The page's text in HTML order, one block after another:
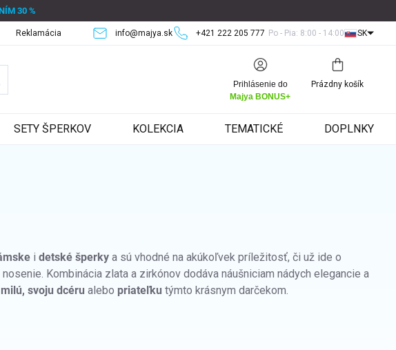
30 %
+421 222 205 777 Po - Pia: 8:00 - 14:00
info@majya.sk
Reklamácia SK
Prihlásenie do
Majya BONUS+
Nákupný
košík
Prázdny košík
SETY ŠPERKOV KOLEKCIA TEMATICKÉ DOPLNKY
i detské šperky a sú vhodné na akúkoľvek príležitosť, či už ide o
Kombinácia zlata a zirkónov dodáva náušniciam nádych elegancie a
svoju dcéru alebo priateľku týmto krásnym darčekom.